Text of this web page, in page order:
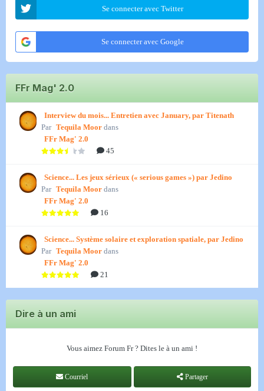
Se connecter avec Twitter
Se connecter avec Google
FFr Mag' 2.0
Interview du mois... Entretien avec January, par Titenath
Par Tequila Moor dans
FFr Mag' 2.0
45
Science... Les jeux sérieux (« serious games ») par Jedino
Par Tequila Moor dans
FFr Mag' 2.0
16
Science... Système solaire et exploration spatiale, par Jedino
Par Tequila Moor dans
FFr Mag' 2.0
21
Dire à un ami
Vous aimez Forum Fr ? Dites le à un ami !
Courriel Partager